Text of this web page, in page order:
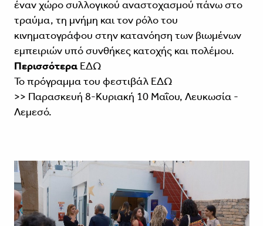
έναν χώρο συλλογικού αναστοχασμού πάνω στο
τραύμα, τη μνήμη και τον ρόλο του
κινηματογράφου στην κατανόηση των βιωμένων
εμπειριών υπό συνθήκες κατοχής και πολέμου.
Περισσότερα ΕΔΩ
Το πρόγραμμα του φεστιβάλ ΕΔΩ
>> Παρασκευή 8-Κυριακή 10 Μαΐου, Λευκωσία -
Λεμεσό.